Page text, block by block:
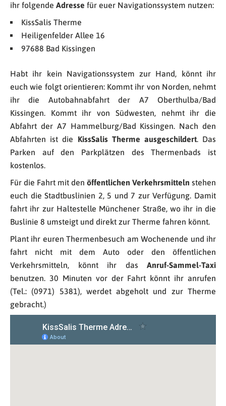
ihr folgende Adresse für euer Navigationssystem nutzen:
KissSalis Therme
Heiligenfelder Allee 16
97688 Bad Kissingen
Habt ihr kein Navigationssystem zur Hand, könnt ihr
euch wie folgt orientieren: Kommt ihr von Norden, nehmt
ihr die Autobahnabfahrt der A7 Oberthulba/Bad
Kissingen. Kommt ihr von Südwesten, nehmt ihr die
Abfahrt der A7 Hammelburg/Bad Kissingen. Nach den
Abfahrten ist die KissSalis Therme ausgeschildert. Das
Parken auf den Parkplätzen des Thermenbads ist
kostenlos.
Für die Fahrt mit den öffentlichen Verkehrsmitteln stehen
euch die Stadtbuslinien 2, 5 und 7 zur Verfügung. Damit
fahrt ihr zur Haltestelle Münchener Straße, wo ihr in die
Buslinie 8 umsteigt und direkt zur Therme fahren könnt.
Plant ihr euren Thermenbesuch am Wochenende und ihr
fahrt nicht mit dem Auto oder den öffentlichen
Verkehrsmitteln, könnt ihr das Anruf-Sammel-Taxi
benutzen. 30 Minuten vor der Fahrt könnt ihr anrufen
(Tel.: (0971) 5381), werdet abgeholt und zur Therme
gebracht.)